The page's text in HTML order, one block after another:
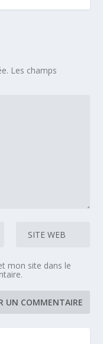
Les champs
mon site dans le